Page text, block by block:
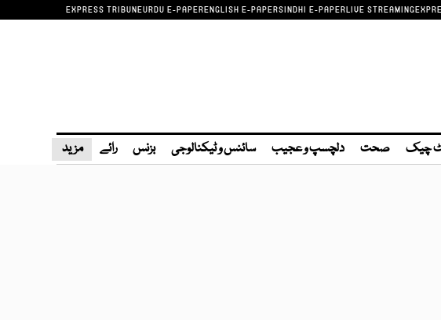
EXPRESS TRIBUNEURDU E-PAPERENGLISH E-PAPERSINDHI E-PAPERLIVE STREAMING
چیک صحت دلچسپ و عجیب سائنس و ٹیکنالوجی بزنس رائے مزید